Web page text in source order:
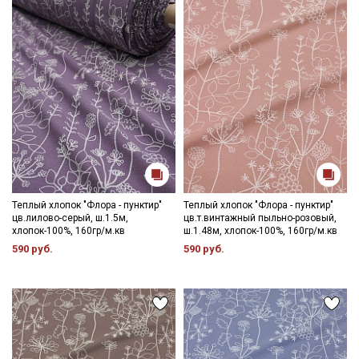
Теплый хлопок "Флора - пунктир"
цв.лилово-серый, ш.1.5м,
хлопок-100%, 160гр/м.кв
590 руб.
Теплый хлопок "Флора - пунктир"
цв.т.винтажный пыльно-розовый,
ш.1.48м, хлопок-100%, 160гр/м.кв
590 руб.
Мы публикуем здесь дополнительные
промокоды и скидки до 30% на узкие
категории тканей